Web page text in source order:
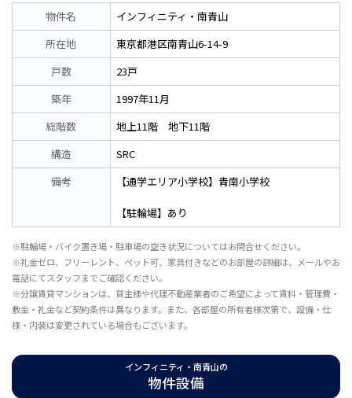
物件名
インフィニティ・南青山
所在地
東京都港区南青山6-14-9
戸数
23戸
築年
1997年11月
総階数
地上11階 地下11階
構造
SRC
備考
【通学エリア小学校】青南小学校
【駐輪場】あり
※駐輪場・バイク置き場・駐車場の空き状況についてはお問合せください。
※礼金ゼロ、フリーレント、ペット可、家具付きなどのお部屋の詳細は、メールやお
電話にてスタッフまでご確認ください。
※分譲賃貸マンションは、貸主様や代理不動産業者のご希望によって賃料・管理費・
敷金・礼金など契約条件は異なります。また、各部屋の所有者様次第で、設備・仕
様・内装は変更されている場合もございます。
インフィニティ・南青山の
物件設備